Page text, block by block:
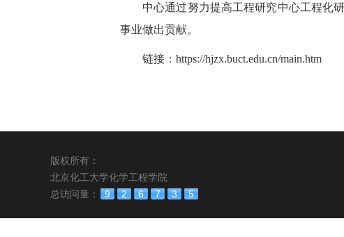
中心通过努力提高工程研究中心工程化
事业做出贡献。
链接： https://hjzx.buct.edu.cn/main.htm
版权所有：
北京化工大学化学工程学院
总访问量：
9 2 6 7 3 5